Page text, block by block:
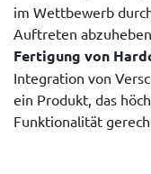
im Wettbewerb
Auftreten
Fertigung von
Integration von
ein Produkt, das
Funktionalität